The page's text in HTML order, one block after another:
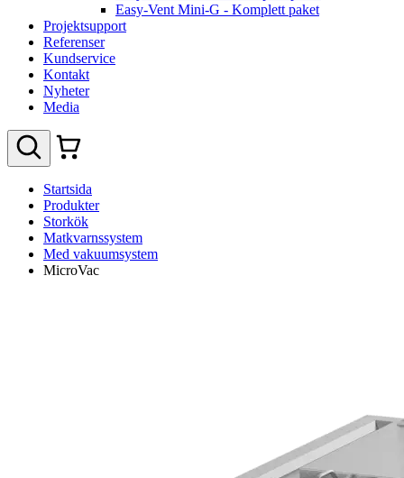
Easy-Vent Mini-G - Komplett paket
Projektsupport
Referenser
Kundservice
Kontakt
Nyheter
Media
Startsida
Produkter
Storkök
Matkvarnssystem
Med vakuumsystem
MicroVac